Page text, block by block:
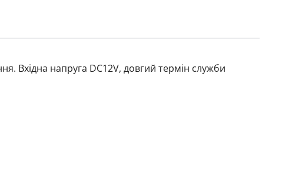
Вхідна напруга DC12V, довгий термін служби